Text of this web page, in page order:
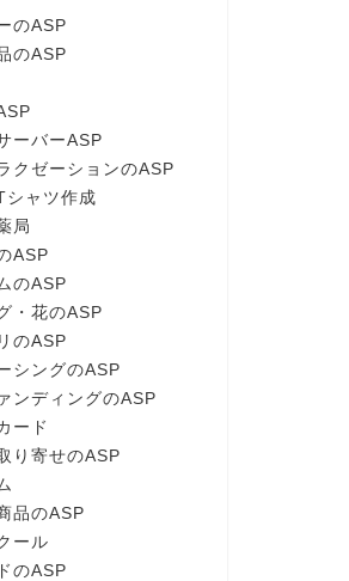
のASP
のASP
ーバーASP
クゼーションのASP
シャツ作成
局
ASP
のASP
・花のASP
のASP
シングのASP
ンディングのASP
ード
り寄せのASP
品のASP
ール
のASP